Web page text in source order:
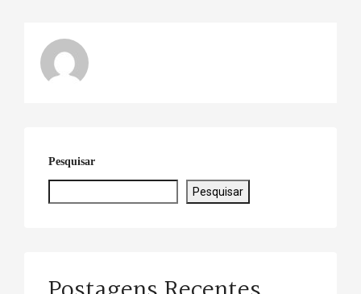
Pesquisar
Pesquisar